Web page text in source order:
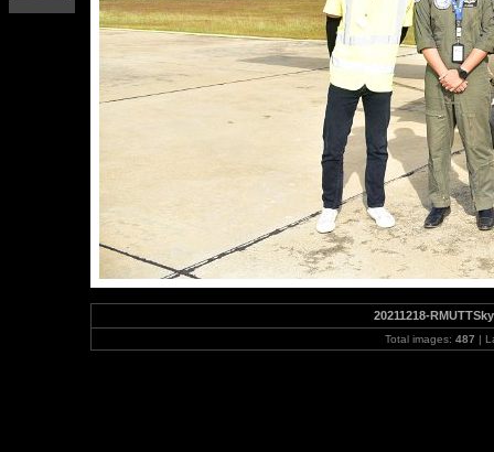
20211218-
Total images: 487 |